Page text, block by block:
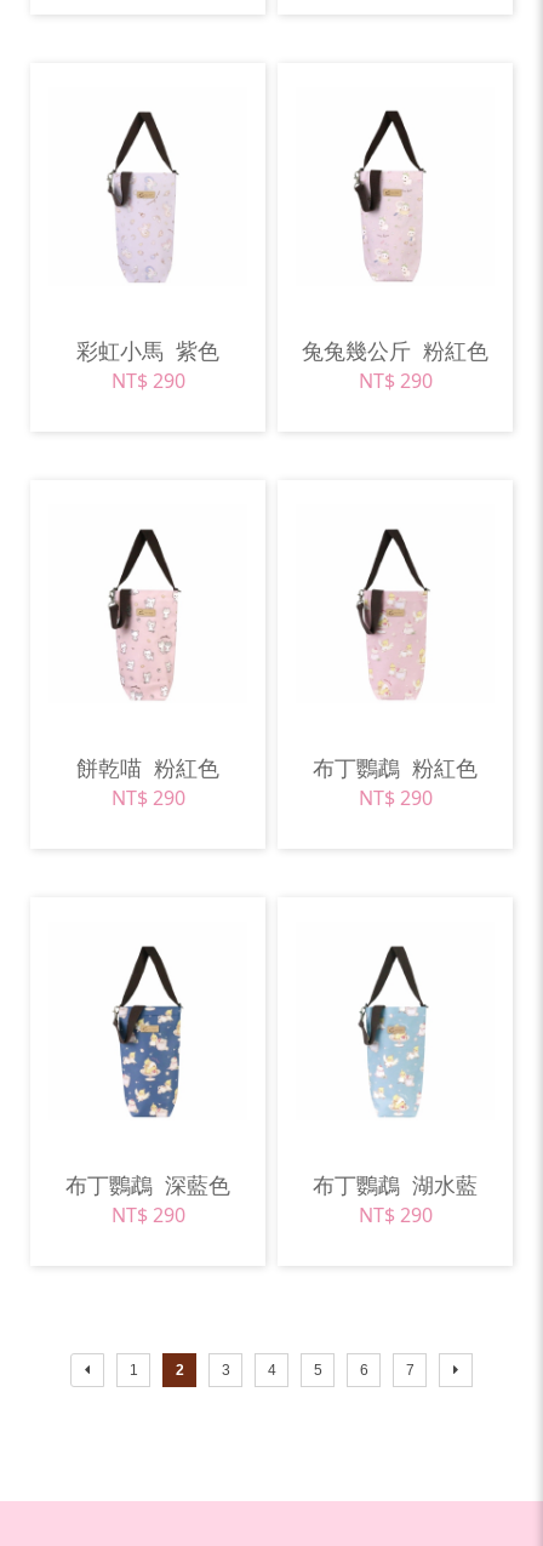
彩虹小馬 紫色
NT$ 290
兔兔幾公斤 粉紅色
NT$ 290
餅乾喵 粉紅色
NT$ 290
布丁鸚鵡 粉紅色
NT$ 290
布丁鸚鵡 深藍色
NT$ 290
布丁鸚鵡 湖水藍
NT$ 290
1 2 3 4 5 6 7